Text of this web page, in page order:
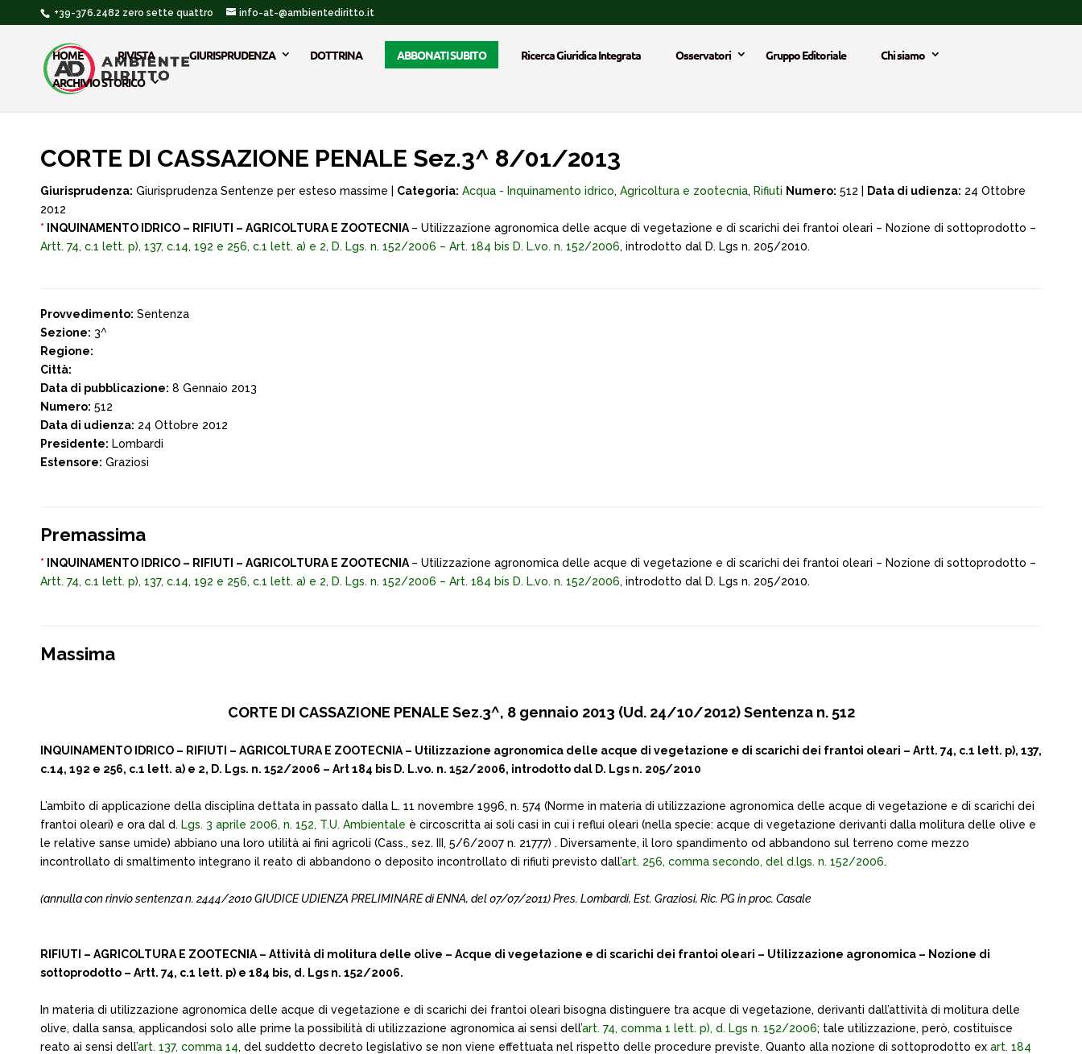
+39-376.2482 zero sette quattro info-at-@ambientediritto.it
HOME RIVISTA GIURISPRUDENZA DOTTRINA ABBONATI SUBITO Ricerca Giuridica Integrata Osservatori Gruppo Editoriale
Chi siamo
ARCHIVIO STORICO
CORTE DI CASSAZIONE PENALE Sez.3^ 8/01/2013
Giurisprudenza: Giurisprudenza Sentenze per esteso massime | Categoria: Acqua - Inquinamento idrico, Agricoltura e zootecnia, Rifiuti Numero: 512 | Data di udienza: 24 Ottobre
2012
*
INQUINAMENTO IDRICO – RIFIUTI – AGRICOLTURA E ZOOTECNIA – Utilizzazione agronomica delle acque di vegetazione e di scarichi dei frantoi oleari – Nozione di sottoprodotto –
Artt. 74, c.1 lett. p), 137, c.14, 192 e 256, c.1 lett. a) e 2, D. Lgs. n. 152/2006 – Art. 184 bis D. L.vo. n. 152/2006, introdotto dal D. Lgs n. 205/2010.
Provvedimento: Sentenza
Sezione: 3^
Regione:
Città:
Data di pubblicazione: 8 Gennaio 2013
Numero: 512
Data di udienza: 24 Ottobre 2012
Presidente: Lombardi
Estensore: Graziosi
Premassima
* INQUINAMENTO IDRICO – RIFIUTI – AGRICOLTURA E ZOOTECNIA – Utilizzazione agronomica delle acque di vegetazione e di scarichi dei frantoi oleari – Nozione di sottoprodotto –
Artt. 74, c.1 lett. p), 137, c.14, 192 e 256, c.1 lett. a) e 2, D. Lgs. n. 152/2006 – Art. 184 bis D. L.vo. n. 152/2006, introdotto dal D. Lgs n. 205/2010.
Massima
CORTE DI CASSAZIONE PENALE Sez.3^, 8 gennaio 2013 (Ud. 24/10/2012) Sentenza n. 512
INQUINAMENTO IDRICO – RIFIUTI – AGRICOLTURA E ZOOTECNIA – Utilizzazione agronomica delle acque di vegetazione e di scarichi dei frantoi oleari – Artt. 74, c.1 lett. p), 137,
c.14, 192 e 256, c.1 lett. a) e 2, D. Lgs. n. 152/2006 – Art 184 bis D. L.vo. n. 152/2006, introdotto dal D. Lgs n. 205/2010
L’ambito di applicazione della disciplina dettata in passato dalla L. 11 novembre 1996, n. 574 (Norme in materia di utilizzazione agronomica delle acque di vegetazione e di scarichi dei
frantoi oleari) e ora dal d. Lgs. 3 aprile 2006, n. 152, T.U. Ambientale è circoscritta ai soli casi in cui i reflui oleari (nella specie: acque di vegetazione derivanti dalla molitura delle olive e
le relative sanse umide) abbiano una loro utilità ai fini agricoli (Cass., sez. III, 5/6/2007 n. 21777) . Diversamente, il loro spandimento od abbandono sul terreno come mezzo
incontrollato di smaltimento integrano il reato di abbandono o deposito incontrollato di rifiuti previsto dall’art. 256, comma secondo, del d.lgs. n. 152/2006.
(annulla con rinvio sentenza n. 2444/2010 GIUDICE UDIENZA PRELIMINARE di ENNA, del 07/07/2011) Pres. Lombardi, Est. Graziosi, Ric. PG in proc. Casale
RIFIUTI – AGRICOLTURA E ZOOTECNIA – Attività di molitura delle olive – Acque di vegetazione e di scarichi dei frantoi oleari – Utilizzazione agronomica – Nozione di
sottoprodotto – Artt. 74, c.1 lett. p) e 184 bis, d. Lgs n. 152/2006.
In materia di utilizzazione agronomica delle acque di vegetazione e di scarichi dei frantoi oleari bisogna distinguere tra acque di vegetazione, derivanti dall’attività di molitura delle
olive, dalla sansa, applicandosi solo alle prime la possibilità di utilizzazione agronomica ai sensi dell’art. 74, comma 1 lett. p), d. Lgs n. 152/2006; tale utilizzazione, però, costituisce
reato ai sensi dell’art. 137, comma 14, del suddetto decreto legislativo se non viene effettuata nel rispetto delle procedure previste. Quanto alla nozione di sottoprodotto ex art. 184